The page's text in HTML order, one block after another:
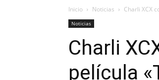
Inicio Noticias Charli XCX
Noticias
Charli
película